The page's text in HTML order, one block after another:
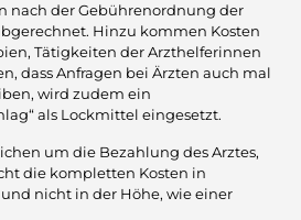
nach der Gebührenordnung der
Hinzu kommen Kosten
Tätigkeiten der Arzthelferinnen
dass Anfragen bei Ärzten auch mal
wird zudem ein
als Lockmittel eingesetzt.
um die Bezahlung des Arztes,
die kompletten Kosten in
nicht in der Höhe, wie einer